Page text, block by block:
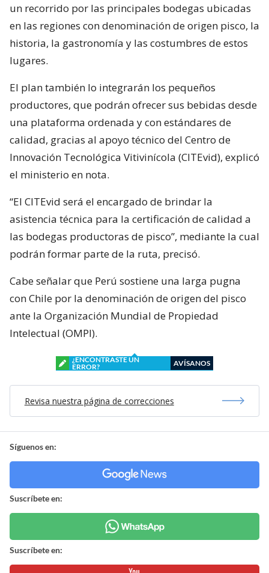
un recorrido por las principales bodegas ubicadas
en las regiones con denominación de origen pisco, la
historia, la gastronomía y las costumbres de estos
lugares.
El plan también lo integrarán los pequeños
productores, que podrán ofrecer sus bebidas desde
una plataforma ordenada y con estándares de
calidad, gracias al apoyo técnico del Centro de
Innovación Tecnológica Vitivinícola (CITEvid), explicó
el ministerio en nota.
“El CITEvid será el encargado de brindar la
asistencia técnica para la certificación de calidad a
las bodegas productoras de pisco”, mediante la cual
podrán formar parte de la ruta, precisó.
Cabe señalar que Perú sostiene una larga pugna
con Chile por la denominación de origen del pisco
ante la Organización Mundial de Propiedad
Intelectual (OMPI).
¿ENCONTRASTE UN
ERROR?
AVÍSANOS
Revisa nuestra página de correcciones
Síguenos en:
Suscríbete en:
Suscríbete en: